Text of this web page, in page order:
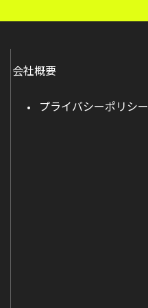
会社概要
プライバシーポリシー